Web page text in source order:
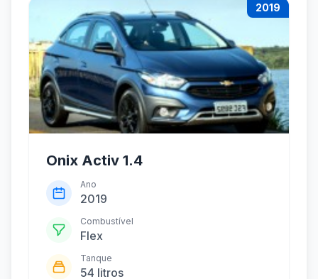
2019
Onix Activ 1.4
Ano
2019
Combustível
Flex
Tanque
54 litros